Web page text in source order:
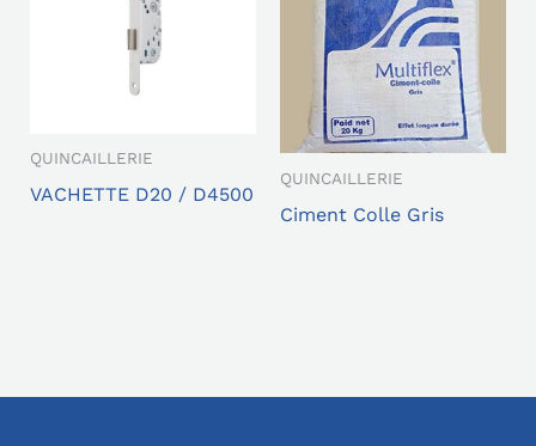
QUINCAILLERIE
VACHETTE D20 / D4500
QUINCAILLERIE
Ciment Colle Gris